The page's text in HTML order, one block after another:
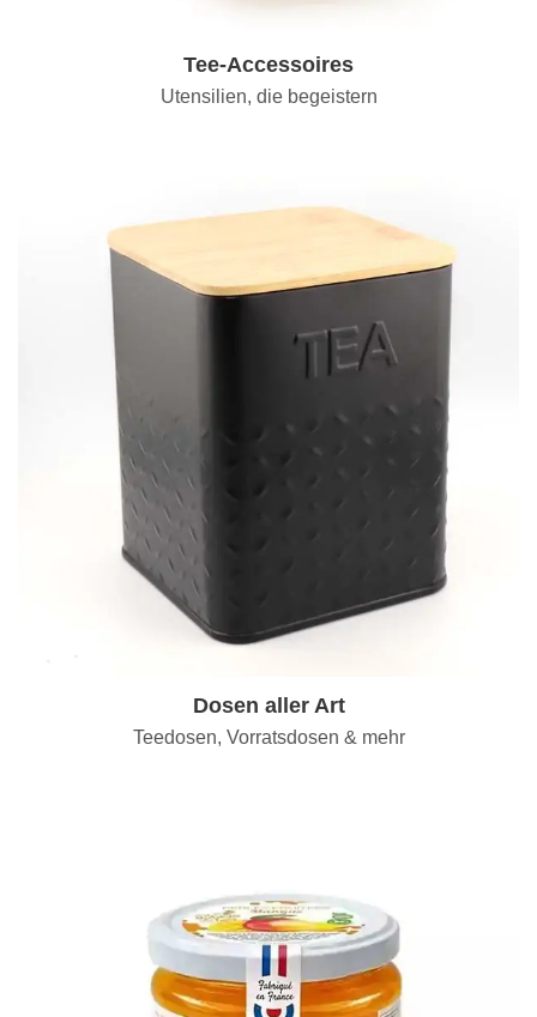
Tee-Accessoires
Utensilien, die begeistern
Dosen aller Art
Teedosen, Vorratsdosen & mehr